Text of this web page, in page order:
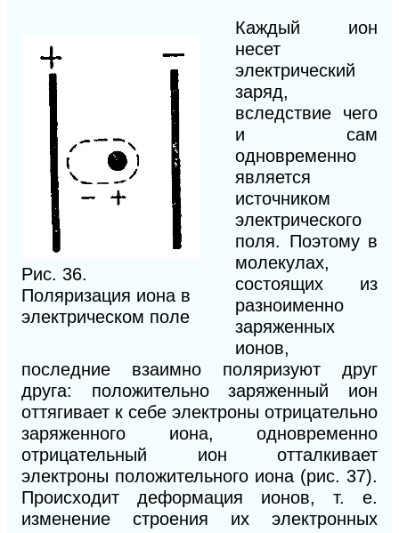
Рис. 36.
Поляризация иона в
электрическом поле
Каждый ион
несет
электрический
заряд,
вследствие чего
и сам
одновременно
является
источником
электрического
поля. Поэтому в
молекулах,
состоящих из
разноименно
заряженных
ионов,
последние взаимно поляризуют друг
друга: положительно заряженный ион
оттягивает к себе электроны отрицательно
заряженного иона, одновременно
отрицательный ион отталкивает
электроны положительного иона (рис. 37).
Происходит деформация ионов, т. е.
изменение строения их электронных